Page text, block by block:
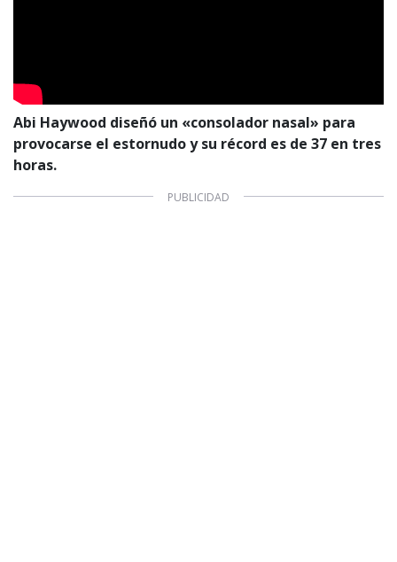
Abi Haywood diseñó un «consolador nasal» para
provocarse el estornudo y su récord es de 37 en tres
horas.